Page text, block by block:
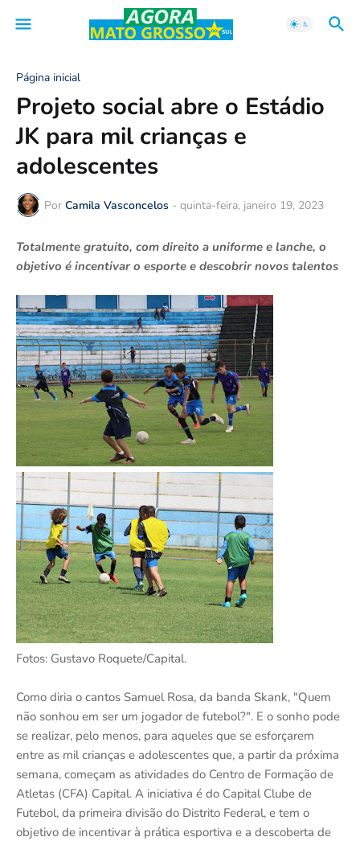
Página inicial
Projeto social abre o Estádio
JK para mil crianças e
adolescentes
Por Camila Vasconcelos - quinta-feira, janeiro 19, 2023
Totalmente gratuito, com direito a uniforme e lanche, o
objetivo é incentivar o esporte e descobrir novos talentos
Fotos: Gustavo Roquete/Capital.
Como diria o cantos Samuel Rosa, da banda Skank, "Quem
não sonhou em ser um jogador de futebol?". E o sonho pode
se realizar, pelo menos, para aqueles que se esforçarem
entre as mil crianças e adolescentes que, a partir da próxima
semana, começam as atividades do Centro de Formação de
Atletas (CFA) Capital. A iniciativa é do Capital Clube de
Futebol, da primeira divisão do Distrito Federal, e tem o
objetivo de incentivar à prática esportiva e a descoberta de